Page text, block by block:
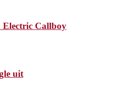
Electric Callboy
uit